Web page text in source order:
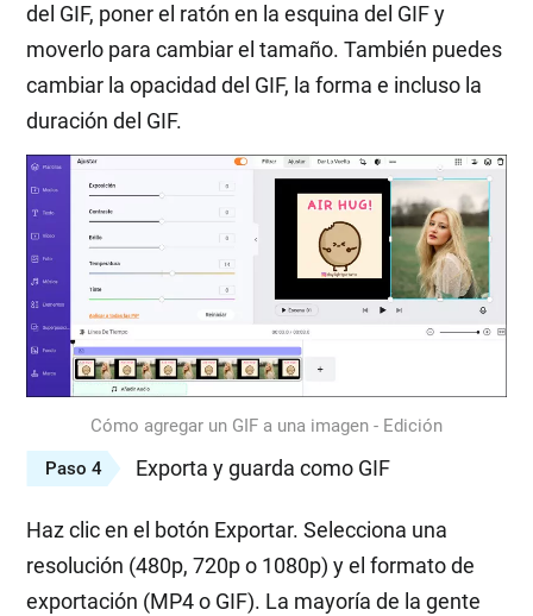
del GIF, poner el ratón en la esquina del GIF y
moverlo para cambiar el tamaño. También puedes
cambiar la opacidad del GIF, la forma e incluso la
duración del GIF.
Cómo agregar un GIF a una imagen - Edición
Paso 4
Exporta y guarda como GIF
Haz clic en el botón Exportar. Selecciona una
resolución (480p, 720p o 1080p) y el formato de
exportación (MP4 o GIF). La mayoría de la gente